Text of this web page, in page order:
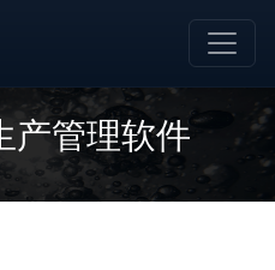
产管理软件